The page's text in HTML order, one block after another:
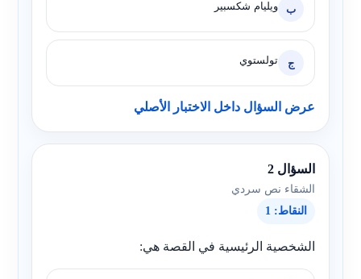
ب ويليام شكسبير
ج تولستوي
عرض السؤال داخل الاختبار الأصلي
السؤال 2
الشقاء نص سردي
النقاط: 1
الشخصية الرئيسية في القصة هي: